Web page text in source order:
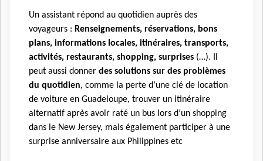
Un assistant répond au quotidien auprès des
voyageurs : Renseignements, réservations, bons
plans, informations locales, itinéraires, transports,
activités, restaurants, shopping, surprises (…). Il
peut aussi donner des solutions sur des problèmes
du quotidien, comme la perte d’une clé de location
de voiture en Guadeloupe, trouver un itinéraire
alternatif après avoir raté un bus lors d’un shopping
dans le New Jersey, mais également participer à une
surprise anniversaire aux Philippines etc